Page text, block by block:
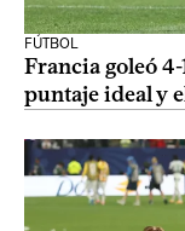
FÚTBOL
Francia goleó
puntaje ideal y